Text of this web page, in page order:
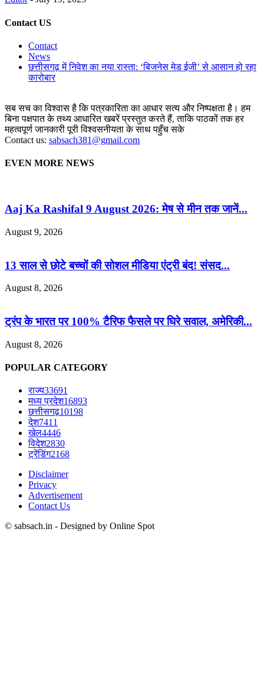
Contact US
Contact
News
छत्तीसगढ़ में निवेश का नया रास्ता: ‘बिजनेस मेड ईजी’ से आसान हो रहा
कारोबार
सब सच का विश्वास है कि पत्रकारिता का आधार सत्य और निष्पक्षता है। हम
बिना पक्षपात के तथ्य आधारित खबरें प्रस्तुत करते हैं, ताकि पाठकों तक हर
महत्वपूर्ण जानकारी पूरी विश्वसनीयता के साथ पहुँच सके
Contact us: sabsach381@gmail.com
EVEN MORE NEWS
Aaj Ka Rashifal 9 August 2026: मेष से मीन तक जानें...
August 9, 2026
13 साल से छोटे बच्चों की सोशल मीडिया एंट्री बंद! संसद...
August 8, 2026
ट्रंप के भारत पर 100% टैरिफ फैसले पर घिरे सवाल, अमेरिकी...
August 8, 2026
POPULAR CATEGORY
राज्य33691
मध्य प्रदेश16893
छत्तीसगढ़10198
देश7411
खेल4446
विदेश2830
ट्रेंडिंग2168
Disclaimer
Privacy
Advertisement
Contact Us
© sabsach.in - Designed by Online Spot